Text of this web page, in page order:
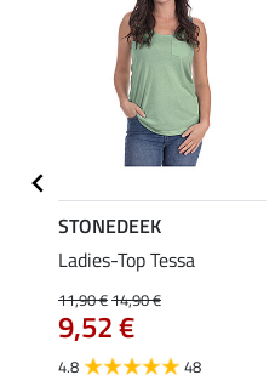
STONEDEEK
Ladies-Top Tessa
11,90 €14,90 €
9,52 €
4.8 48